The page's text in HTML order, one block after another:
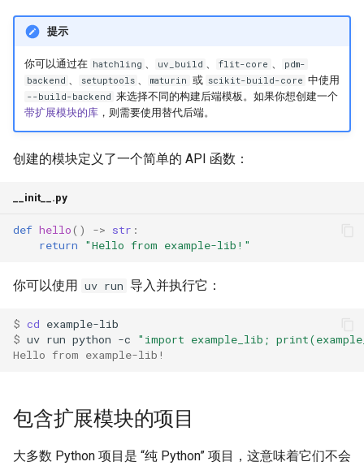
提示
你可以通过在 hatchling 、 uv_build 、 flit-core 、
pdm-
backend 、 setuptools 、 maturin 或 scikit-build-core 中使用
--build-backend 来选择不同的构建后端模板。如果你想创建一个
带扩展模块的库，则需要使用替代后端。
创建的模块定义了一个简单的 API 函数：
__init__.py
def hello() -> str :
return
"Hello from example-lib!"
你可以使用 uv run 导入并执行它：
$ cd
$ uv run python -c
"import example_lib;
Hello from example-lib!
包含扩展模块的项目
大多数 Python 项目是 “纯 Python” 项目，这意味着它们不会